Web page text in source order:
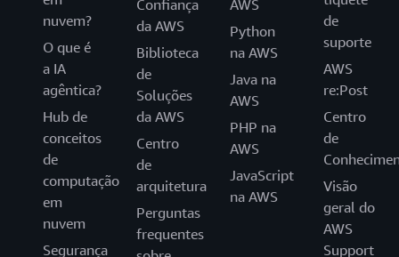
nuvem?
O que é
a IA
agêntica?
Hub de
conceitos
de
computação
em
nuvem
Segurança
Confiança
da AWS
Biblioteca
de
Soluções
da AWS
Centro
de
arquitetura
Perguntas
frequentes
AWS
Python
na AWS
Java na
AWS
PHP na
AWS
JavaScript
na AWS
de
suporte
AWS
re:Post
Centro
de
Visão
geral do
AWS
Support